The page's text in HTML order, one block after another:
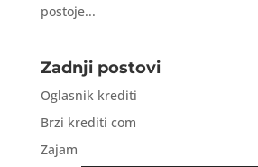
postoje...
Zadnji postovi
Oglasnik krediti
Brzi krediti com
Zajam